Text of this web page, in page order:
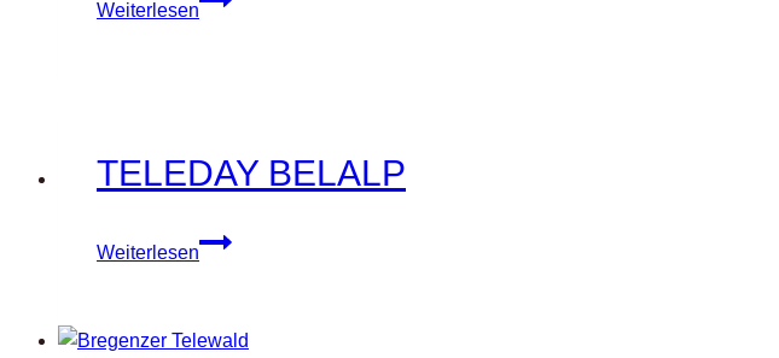
Weiterlesen
Schweizer
Meisterschaft
TELEDAY BELALP
Weiterlesen
TELEDAY